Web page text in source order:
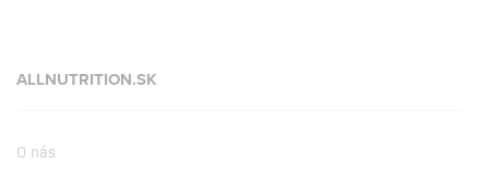
ALLNUTRITION.SK
O nás